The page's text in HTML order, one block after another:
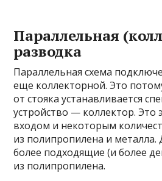
Параллельная
разводка
Параллельная схема
еще коллекторной. Это
от стояка устанавливается
устройство — коллектор. Это
входом и некоторым
из полипропилена и
более подходящие (и более
из полипропилена.